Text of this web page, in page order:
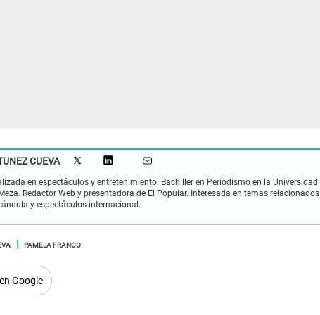
CUEVA
en espectáculos y entretenimiento. Bachiller en Periodismo en la Universidad
Redactor Web y presentadora de El Popular. Interesada en temas relacionados
y espectáculos internacional.
PAMELA FRANCO
Google